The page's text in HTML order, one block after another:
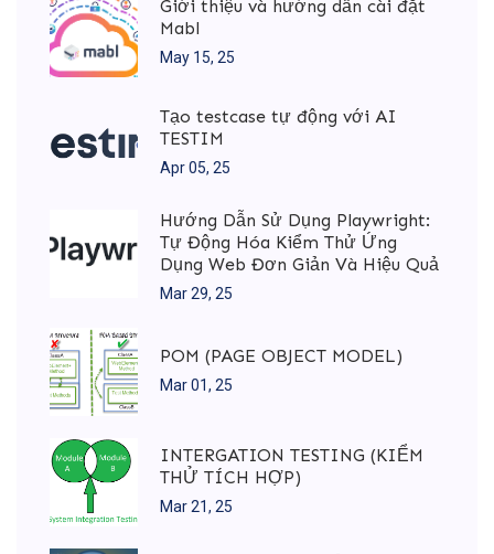
Giới thiệu và hướng dẫn cài đặt
Mabl
May 15, 25
Tạo testcase tự động với AI
TESTIM
Apr 05, 25
Hướng Dẫn Sử Dụng Playwright:
Tự Động Hóa Kiểm Thử Ứng
Dụng Web Đơn Giản Và Hiệu Quả
Mar 29, 25
POM (PAGE OBJECT MODEL)
Mar 01, 25
INTERGATION TESTING (KIỂM
THỬ TÍCH HỢP)
Mar 21, 25